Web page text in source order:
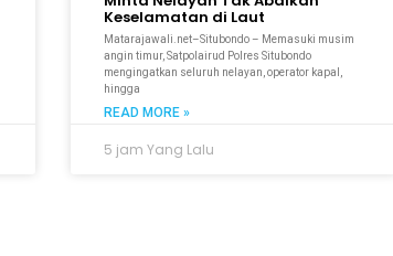
Keselamatan di Laut
Matarajawali.net–Situbondo – Memasuki musim
angin timur, Satpolairud Polres Situbondo
mengingatkan seluruh nelayan, operator kapal,
hingga
READ MORE »
5 jam Yang Lalu